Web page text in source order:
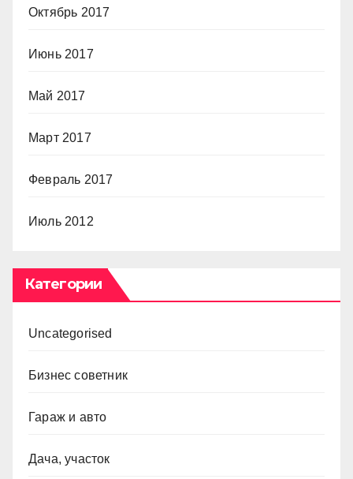
Октябрь 2017
Июнь 2017
Май 2017
Март 2017
Февраль 2017
Июль 2012
Категории
Uncategorised
Бизнес советник
Гараж и авто
Дача, участок